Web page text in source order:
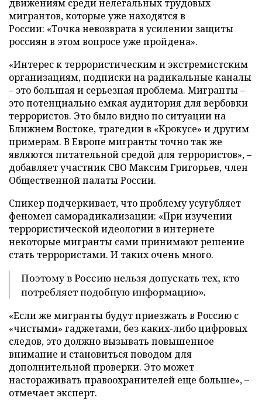
движениям среди нелегальных трудовых
мигрантов, которые уже находятся в
России: «Точка невозврата в усилении защиты
россиян в этом вопросе уже пройдена».
«Интерес к террористическим и экстремистским
организациям, подписки на радикальные каналы
– это большая и серьезная проблема. Мигранты –
это потенциально емкая аудитория для вербовки
террористов. Это было видно по ситуации на
Ближнем Востоке, трагедии в «Крокусе» и другим
примерам. В Европе мигранты точно так же
являются питательной средой для террористов», –
добавляет участник СВО Максим Григорьев, член
Общественной палаты России.
Спикер подчеркивает, что проблему усугубляет
феномен саморадикализации: «При изучении
террористической идеологии в интернете
некоторые мигранты сами принимают решение
стать террористами. И таких очень много.
Поэтому в Россию нельзя допускать тех, кто
потребляет подобную информацию».
«Если же мигранты будут приезжать в Россию с
«чистыми» гаджетами, без каких-либо цифровых
следов, это должно вызывать повышенное
внимание и становиться поводом для
дополнительной проверки. Это может
настораживать правоохранителей еще больше», –
отмечает эксперт.